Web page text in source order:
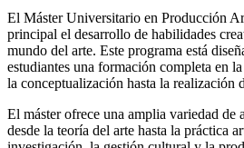
El Máster Universitario en Producción
principal el desarrollo de habilidades
mundo del arte. Este programa está
estudiantes una formación completa en
la conceptualización hasta la realización
El máster ofrece una amplia variedad de
desde la teoría del arte hasta la práctica